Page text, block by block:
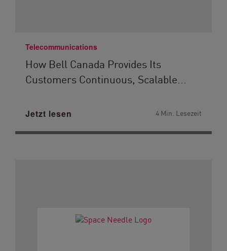
Telecommunications
How Bell Canada Provides Its
Customers Continuous, Scalable...
Jetzt lesen 4 Min. Lesezeit